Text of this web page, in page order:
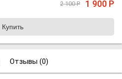
2 100Р 1 900 Р
Отзывы (0)